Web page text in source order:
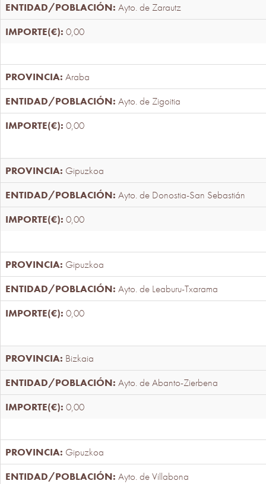
Ayto. de Zarautz
0,00
Araba
Ayto. de Zigoitia
0,00
Gipuzkoa
Ayto. de Donostia-San Sebastián
0,00
Gipuzkoa
Ayto. de Leaburu-Txarama
0,00
Bizkaia
Ayto. de Abanto-Zierbena
0,00
Gipuzkoa
Ayto. de Villabona